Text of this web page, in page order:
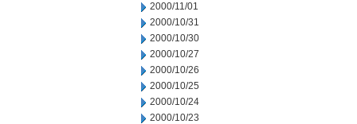
2000/11/01
2000/10/31
2000/10/30
2000/10/27
2000/10/26
2000/10/25
2000/10/24
2000/10/23